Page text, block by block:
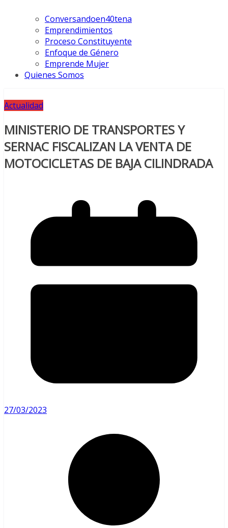
Conversandoen40tena
Emprendimientos
Proceso Constituyente
Enfoque de Género
Emprende Mujer
Quienes Somos
Actualidad
MINISTERIO DE TRANSPORTES Y
SERNAC FISCALIZAN LA VENTA DE
MOTOCICLETAS DE BAJA CILINDRADA
27/03/2023